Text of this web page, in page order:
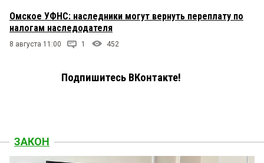
Омское УФНС: наследники могут вернуть переплату по
налогам наследодателя
8 августа 11:00 1 452
Подпишитесь ВКонтакте!
ЗАКОН